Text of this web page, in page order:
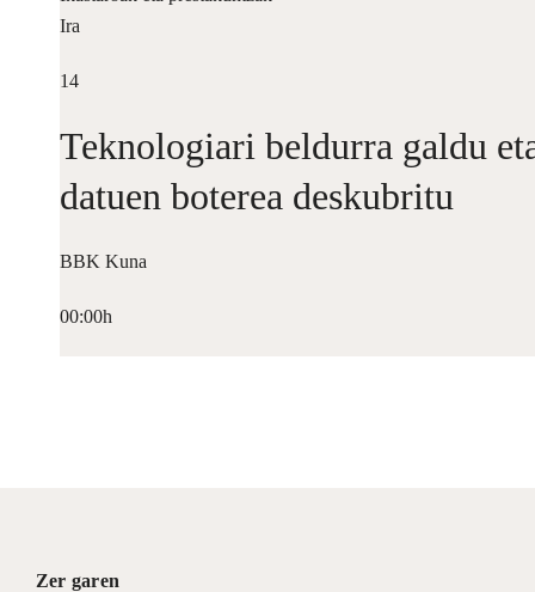
Ira
14
Teknologiari beldurra galdu
datuen boterea deskubritu
BBK Kuna
00:00h
Zer garen